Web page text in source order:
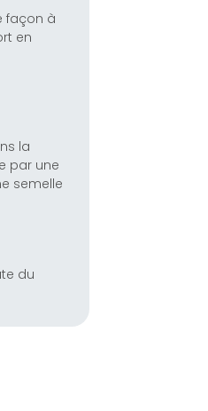
façon à
en
la
par une
semelle
du